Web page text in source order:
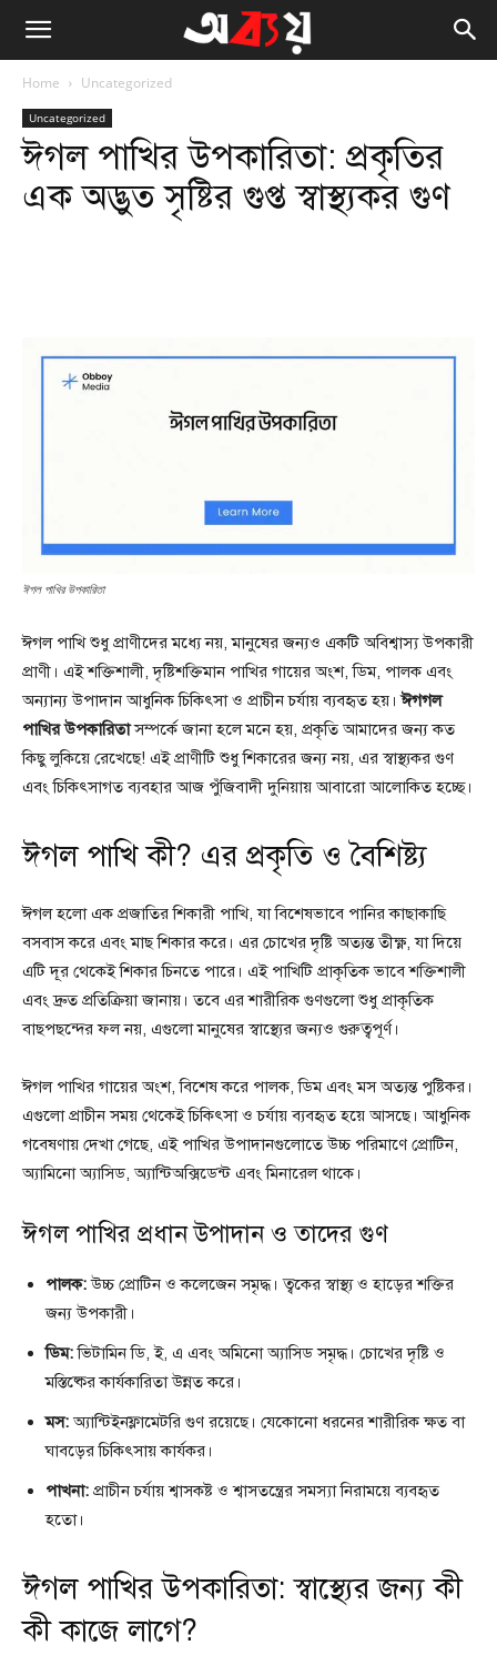
Home Uncategorized
Uncategorized
ঈগল পাখির উপকারিতা: প্রকৃতির
এক অদ্ভুত সৃষ্টির গুপ্ত স্বাস্থ্যকর গুণ
ঈগল পাখির উপকারিতা
ঈগল পাখি শুধু প্রাণীদের মধ্যে নয়, মানুষের জন্যও একটি অবিশ্বাস্য উপকারী
প্রাণী। এই শক্তিশালী, দৃষ্টিশক্তিমান পাখির গায়ের অংশ, ডিম, পালক এবং
অন্যান্য উপাদান আধুনিক চিকিৎসা ও প্রাচীন চর্যায় ব্যবহৃত হয়।ঈগগল
পাখির উপকারিতাসম্পর্কে জানা হলে মনে হয়, প্রকৃতি আমাদের জন্য কত
কিছু লুকিয়ে রেখেছে! এই প্রাণীটি শুধু শিকারের জন্য নয়, এর স্বাস্থ্যকর গুণ
এবং চিকিৎসাগত ব্যবহার আজ পুঁজিবাদী দুনিয়ায় আবারো আলোকিত হচ্ছে।
ঈগল পাখি কী? এর প্রকৃতি ও বৈশিষ্ট্য
ঈগল হলো এক প্রজাতির শিকারী পাখি, যা বিশেষভাবে পানির কাছাকাছি
বসবাস করে এবং মাছ শিকার করে। এর চোখের দৃষ্টি অত্যন্ত তীক্ষ্ণ, যা দিয়ে
এটি দূর থেকেই শিকার চিনতে পারে। এই পাখিটি প্রাকৃতিক ভাবে শক্তিশালী
এবং দ্রুত প্রতিক্রিয়া জানায়। তবে এর শারীরিক গুণগুলো শুধু প্রাকৃতিক
বাছপছন্দের ফল নয়, এগুলো মানুষের স্বাস্থ্যের জন্যও গুরুত্বপূর্ণ।
ঈগল পাখির গায়ের অংশ, বিশেষ করে পালক, ডিম এবং মস অত্যন্ত পুষ্টিকর।
এগুলো প্রাচীন সময় থেকেই চিকিৎসা ও চর্যায় ব্যবহৃত হয়ে আসছে। আধুনিক
গবেষণায় দেখা গেছে, এই পাখির উপাদানগুলোতে উচ্চ পরিমাণে প্রোটিন,
অ্যামিনো অ্যাসিড, অ্যান্টিঅক্সিডেন্ট এবং মিনারেল থাকে।
ঈগল পাখির প্রধান উপাদান ও তাদের গুণ
পালক:উচ্চ প্রোটিন ও কলেজেন সমৃদ্ধ। ত্বকের স্বাস্থ্য ও হাড়ের শক্তির
জন্য উপকারী।
ডিম:ভিটামিন ডি, ই, এ এবং অমিনো অ্যাসিড সমৃদ্ধ। চোখের দৃষ্টি ও
মস্তিষ্কের কার্যকারিতা উন্নত করে।
মস:অ্যান্টিইনফ্লামেটরি গুণ রয়েছে। যেকোনো ধরনের শারীরিক ক্ষত বা
ঘাবড়ের চিকিৎসায় কার্যকর।
পাখনা: প্রাচীন চর্যায় শ্বাসকষ্ট ও শ্বাসতন্ত্রের সমস্যা নিরাময়ে ব্যবহৃত
হতো।
ঈগল পাখির উপকারিতা: স্বাস্থ্যের জন্য কী
কী কাজে লাগে?